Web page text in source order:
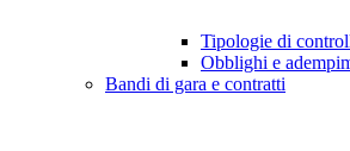
Tipologie di
Obblighi e
Bandi di gara e contratti